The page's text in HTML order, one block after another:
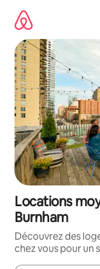
directement
contenu
Locations
Burnham
Découvrez des
chez vous pour un